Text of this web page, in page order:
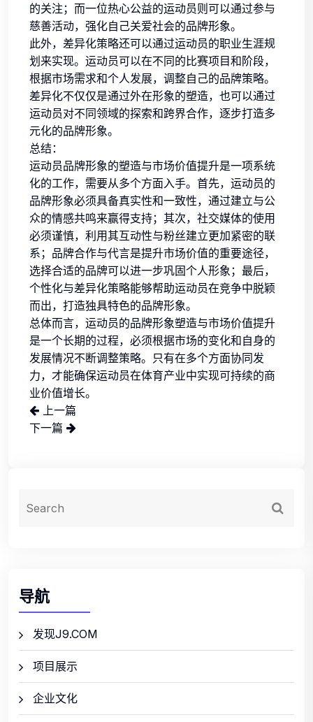
的关注；而一位热心公益的运动员则可以通过参与
慈善活动，强化自己关爱社会的品牌形象。
此外，差异化策略还可以通过运动员的职业生涯规
划来实现。运动员可以在不同的比赛项目和阶段，
根据市场需求和个人发展，调整自己的品牌策略。
差异化不仅仅是通过外在形象的塑造，也可以通过
运动员对不同领域的探索和跨界合作，逐步打造多
元化的品牌形象。
总结：
运动员品牌形象的塑造与市场价值提升是一项系统
化的工作，需要从多个方面入手。首先，运动员的
品牌形象必须具备真实性和一致性，通过建立与公
众的情感共鸣来赢得支持；其次，社交媒体的使用
必须谨慎，利用其互动性与粉丝建立更加紧密的联
系；品牌合作与代言是提升市场价值的重要途径，
选择合适的品牌可以进一步巩固个人形象；最后，
个性化与差异化策略能够帮助运动员在竞争中脱颖
而出，打造独具特色的品牌形象。
总体而言，运动员的品牌形象塑造与市场价值提升
是一个长期的过程，必须根据市场的变化和自身的
发展情况不断调整策略。只有在多个方面协同发
力，才能确保运动员在体育产业中实现可持续的商
业价值增长。
上一篇
下一篇
导航
发现J9.COM
项目展示
企业文化